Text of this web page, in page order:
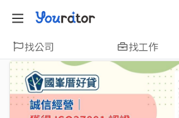
找公司 找工作